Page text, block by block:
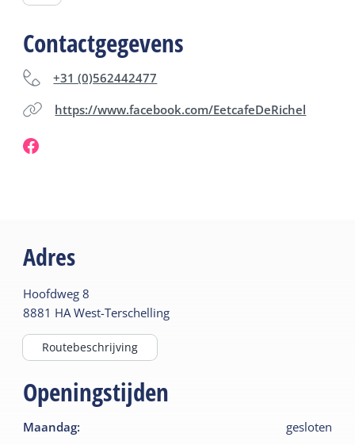
Kijk voor actuele openingstijden op Facebook.
Contactgegevens
+31 (0)562442477
https://www.facebook.com/EetcafeDeRichel
Adres
Hoofdweg 8
8881 HA West-Terschelling
Routebeschrijving
Openingstijden
Maandag: gesloten